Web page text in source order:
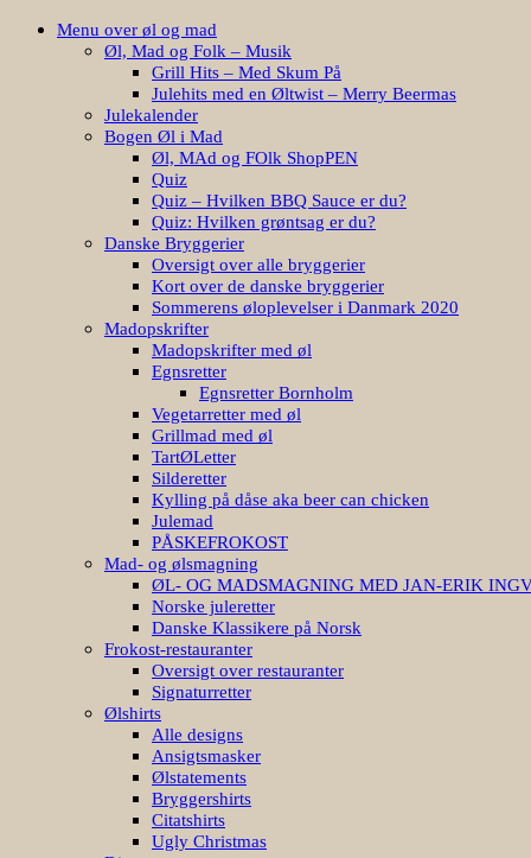
Menu over øl og mad
Øl, Mad og Folk – Musik
Grill Hits – Med Skum På
Julehits med en Øltwist – Merry Beermas
Julekalender
Bogen Øl i Mad
Øl, MAd og FOlk ShopPEN
Quiz
Quiz – Hvilken BBQ Sauce er du?
Quiz: Hvilken grøntsag er du?
Danske Bryggerier
Oversigt over alle bryggerier
Kort over de danske bryggerier
Sommerens øloplevelser i Danmark 2020
Madopskrifter
Madopskrifter med øl
Egnsretter
Egnsretter Bornholm
Vegetarretter med øl
Grillmad med øl
TartØLetter
Silderetter
Kylling på dåse aka beer can chicken
Julemad
PÅSKEFROKOST
Mad- og ølsmagning
ØL- OG MADSMAGNING MED JAN-ERIK
Norske juleretter
Danske Klassikere på Norsk
Frokost-restauranter
Oversigt over restauranter
Signaturretter
Ølshirts
Alle designs
Ansigtsmasker
Ølstatements
Bryggershirts
Citatshirts
Ugly Christmas